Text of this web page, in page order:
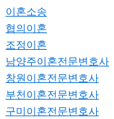
이혼소송
협의이혼
조정이혼
남양주이혼전문변호사
창원이혼전문변호사
부천이혼전문변호사
구미이혼전문변호사